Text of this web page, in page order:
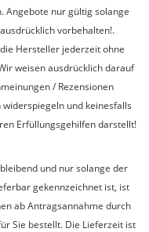
Angebote nur gültig solange
vorbehalten!.
Hersteller jederzeit ohne
weisen ausdrücklich darauf
/ Rezensionen
und keinesfalls
Erfüllungsgehilfen darstellt!
und nur solange der
gekennzeichnet ist, ist
ab Antragsannahme durch
Sie bestellt. Die Lieferzeit ist